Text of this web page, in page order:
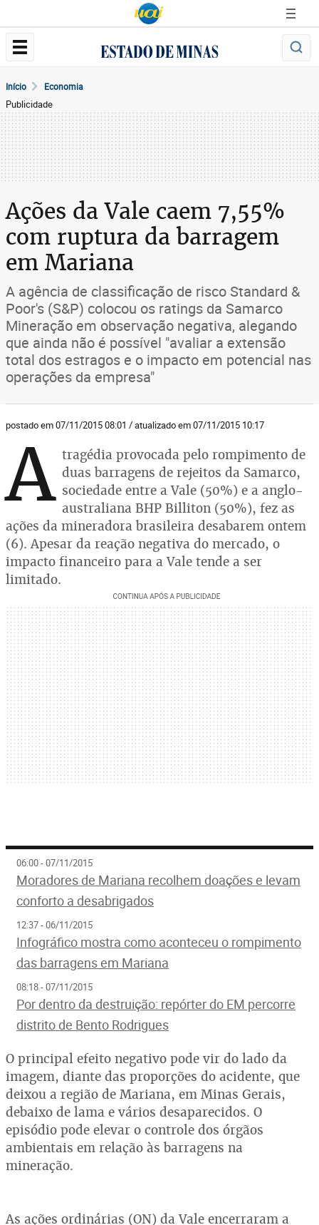
Início Economia
Publicidade
Ações da Vale caem 7,55%
com ruptura da barragem
em Mariana
A agência de classificação de risco Standard &
Poor's (S&P) colocou os ratings da Samarco
Mineração em observação negativa, alegando
que ainda não é possível "avaliar a extensão
total dos estragos e o impacto em potencial nas
operações da empresa"
postado em 07/11/2015 08:01 / atualizado em 07/11/2015 10:17
A tragédia provocada pelo rompimento de
duas barragens de rejeitos da Samarco,
sociedade entre a Vale (50%) e a anglo-
australiana BHP Billiton (50%), fez as
ações da mineradora brasileira desabarem ontem
(6). Apesar da reação negativa do mercado, o
impacto financeiro para a Vale tende a ser
limitado.
06:00 - 07/11/2015
Moradores de Mariana recolhem doações e levam
conforto a desabrigados
12:37 - 06/11/2015
Infográfico mostra como aconteceu o rompimento
das barragens em Mariana
08:18 - 07/11/2015
Por dentro da destruição: repórter do EM percorre
distrito de Bento Rodrigues
O principal efeito negativo pode vir do lado da
imagem, diante das proporções do acidente, que
deixou a região de Mariana, em Minas Gerais,
debaixo de lama e vários desaparecidos. O
episódio pode elevar o controle dos órgãos
ambientais em relação às barragens na
mineração.
As ações ordinárias (ON) da Vale encerraram a